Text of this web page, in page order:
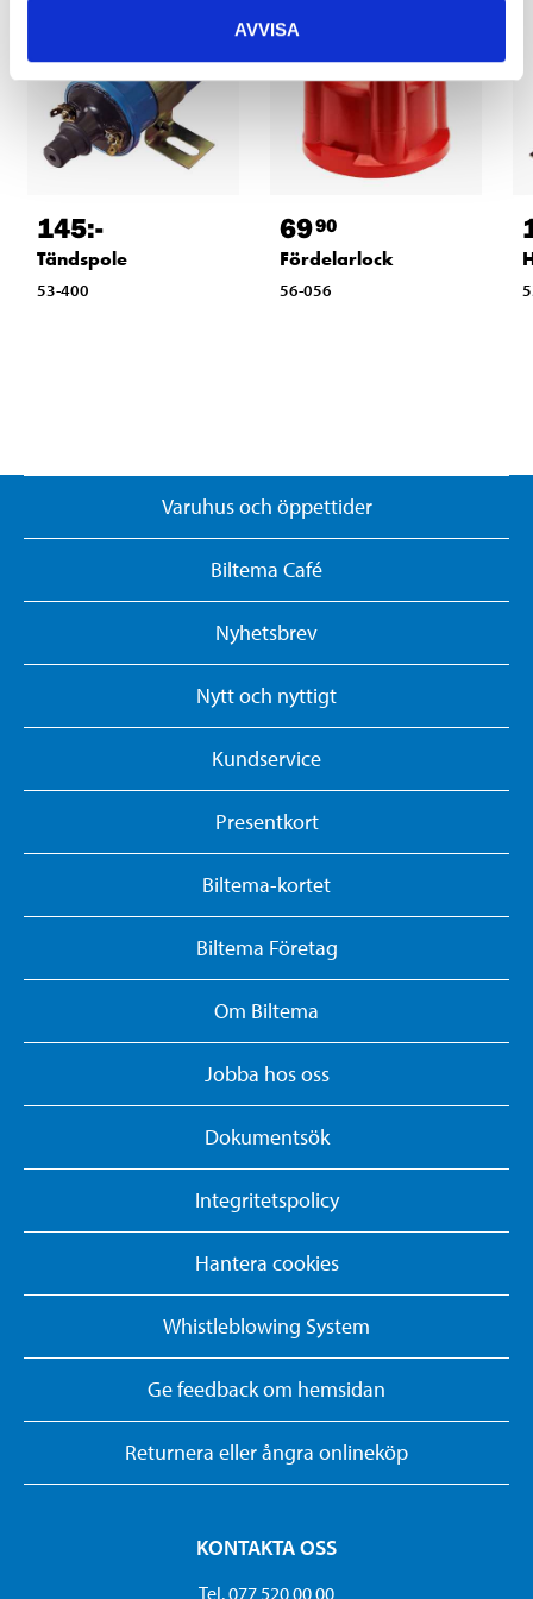
AVVISA
145:-
Tändspole
53-400
6990
Fördelarlock
56-056
Varuhus och öppettider
Biltema Café
Nyhetsbrev
Nytt och nyttigt
Kundservice
Presentkort
Biltema-kortet
Biltema Företag
Om Biltema
Jobba hos oss
Dokumentsök
Integritetspolicy
Hantera cookies
Whistleblowing System
Ge feedback om hemsidan
Returnera eller ångra onlineköp
KONTAKTA OSS
Tel. 077 520 00 00